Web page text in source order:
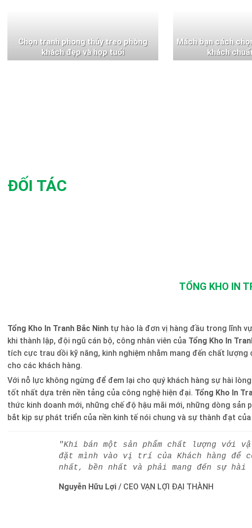
Chọn tranh phong thủy treo phòng
khách đẹp và hợp tuổi
Mách bạn cách
khách
ĐỐI TÁC
TỔNG KHO IN
Tổng Kho In Tranh Bắc Ninh tự hào là đơn vị hàng đầu trong lĩnh
khi thành lập, đội ngũ cán bộ, công nhân viên của Tổng Kho In
tích cực trau dồi kỹ năng, kinh nghiệm nhằm mang đến chất lượng
cho các khách hàng.
Với nỗ lực không ngừng để đem lại cho quý khách hàng sự hài
tốt nhất dựa trên nền tảng của công nghệ hiện đại. Tổng Kho In
thức kinh doanh mới, những chế độ hậu mãi mới, những dòng sản
bắt kịp sự phát triển của nền kinh tế nói chung và sự thành đạt
"Khi bán một sản phẩm chất lượng
đặt mình vào vị trí của Khách hàng để
nhất, bền nhất và phải mang đến sự
Nguyễn Hữu Lợi / CEO VẠN LỢI ĐẠI THÀNH